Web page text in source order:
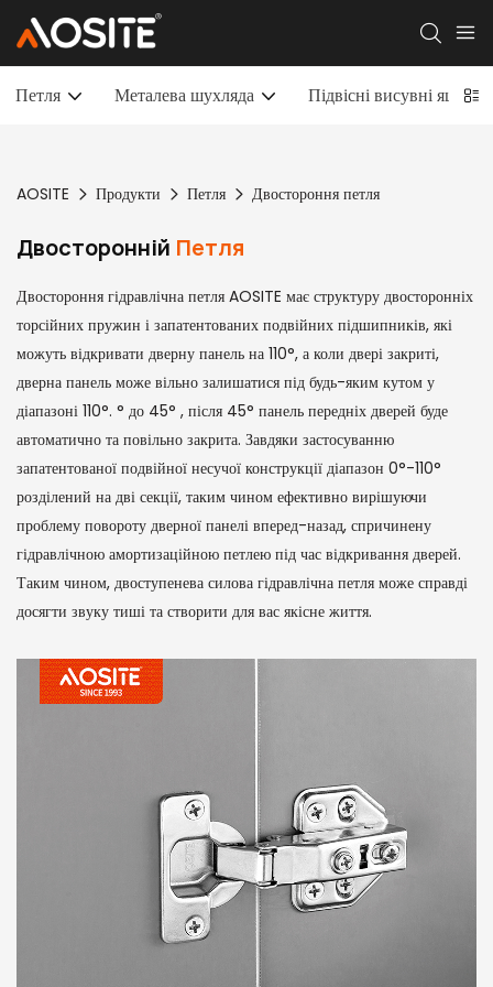
Петля Металева шухляда Підвісні висувні ящики
AOSITE Продукти Петля Двостороння петля
Двосторонній Петля
Двостороння гідравлічна петля AOSITE має структуру двосторонніх
торсійних пружин і запатентованих подвійних підшипників, які
можуть відкривати дверну панель на 110°, а коли двері закриті,
дверна панель може вільно залишатися під будь-яким кутом у
діапазоні 110°. ° до 45° , після 45° панель передніх дверей буде
автоматично та повільно закрита. Завдяки застосуванню
запатентованої подвійної несучої конструкції діапазон 0°-110°
розділений на дві секції, таким чином ефективно вирішуючи
проблему повороту дверної панелі вперед-назад, спричинену
гідравлічною амортизаційною петлею під час відкривання дверей.
Таким чином, двоступенева силова гідравлічна петля може справді
досягти звуку тиші та створити для вас якісне життя.